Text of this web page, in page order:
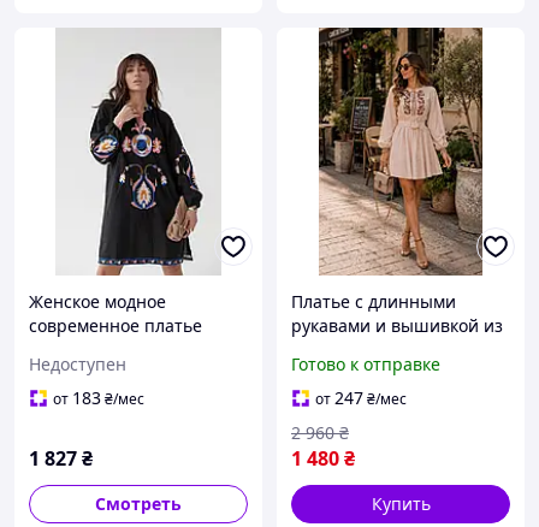
Женское модное
современное платье
цвета M
Недоступен
от 183₴/мес
1 827₴
Смотреть
Платье с длинными
рукавами и вышивкой из
вышиванки современные
Этно платья с вышивкой
с поясом
Готово к отправке
от247₴/мес
1 480₴
2 960 ₴
Купить